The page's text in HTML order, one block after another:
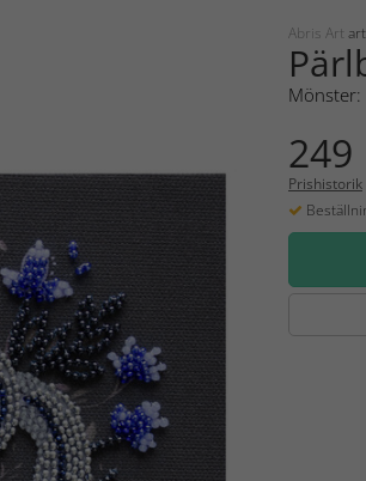
Abris Art
Mönster:
249
Prishistorik